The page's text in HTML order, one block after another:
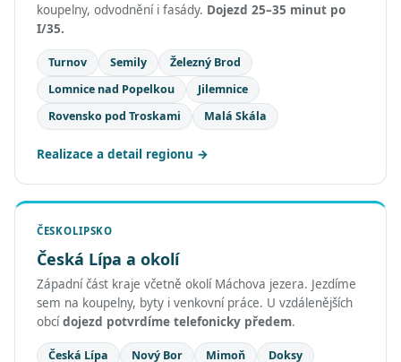
koupelny, odvodnění i fasády. Dojezd 25–35 minut po
I/35.
Turnov Semily
Železný Brod
Lomnice nad Popelkou
Jilemnice
Rovensko pod Troskami
Malá Skála
Realizace a detail regionu
ČESKOLIPSKO
Česká Lípa a okolí
Západní část kraje včetně okolí Máchova jezera. Jezdíme
sem na koupelny, byty i venkovní práce. U vzdálenějších
obcídojezd potvrdíme telefonicky předem.
Česká Lípa Nový Bor Mimoň
Doksy